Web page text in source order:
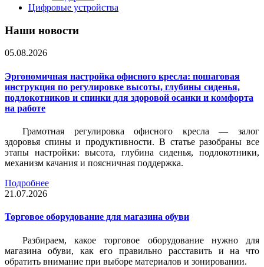
Цифровые устройства
Наши новости
05.08.2026
Эргономичная настройка офисного кресла: пошаговая
инструкция по регулировке высоты, глубины сиденья,
подлокотников и спинки для здоровой осанки и комфорта
на работе
Грамотная регулировка офисного кресла — залог
здоровья спины и продуктивности. В статье разобраны все
этапы настройки: высота, глубина сиденья, подлокотники,
механизм качания и поясничная поддержка.
Подробнее
21.07.2026
Торговое оборудование для магазина обуви
Разбираем, какое торговое оборудование нужно для
магазина обуви, как его правильно расставить и на что
обратить внимание при выборе материалов и зонировании.